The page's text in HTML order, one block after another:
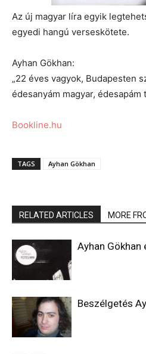
Az új magyar líra egyik
egyedi hangú verseskötete.
Ayhan Gökhan:
„22 éves vagyok, Budapesten
édesanyám magyar, édesapám
Bookline.hu
TAGS Ayhan Gökhan
RELATED ARTICLES MORE
Ayhan Gökhan
Beszélgetés